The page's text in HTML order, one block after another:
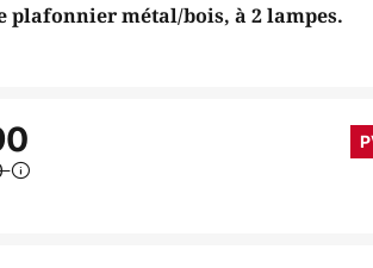
plafonnier métal/bois, à 2 lampes.